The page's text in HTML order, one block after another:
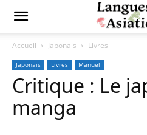
Accueil Japonais Livres
Japonais Livres Manuel
Critique : Le
manga